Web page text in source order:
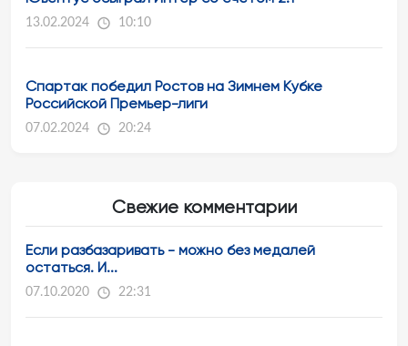
13.02.2024 10:10
Спартак победил Ростов на Зимнем Кубке
Российской Премьер-лиги
07.02.2024 20:24
Свежие комментарии
Если разбазаривать - можно без медалей
остаться. И...
07.10.2020 22:31